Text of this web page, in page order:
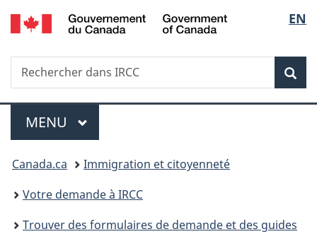
Passer
au
Passer
à
du
Passer
à
simplifiée
de
la
EN
Recherche
Rechercher
dans
Menu
MENU PRINCIPAL
Vous
êtes
ici :
Canada.ca
Immigration et citoyenneté
Votre demande à IRCC
Trouver des formulaires de demande et des guides